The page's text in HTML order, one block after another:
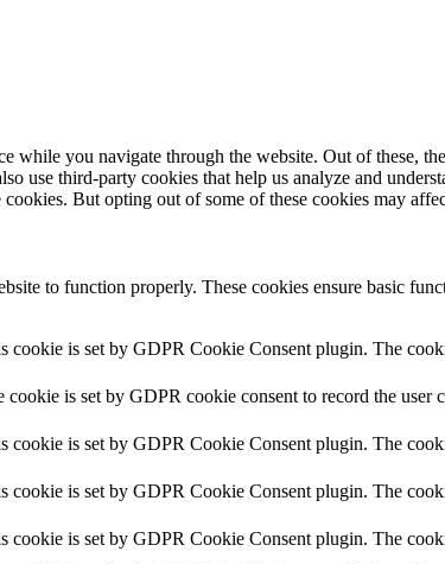
while you navigate through the website. Out of these,
use third-party cookies that help us analyze and
But opting out of some of these cookies may
to function properly. These cookies ensure basic
cookie is set by GDPR Cookie Consent plugin. The
cookie is set by GDPR cookie consent to record the
cookie is set by GDPR Cookie Consent plugin. The
cookie is set by GDPR Cookie Consent plugin. The
cookie is set by GDPR Cookie Consent plugin. The